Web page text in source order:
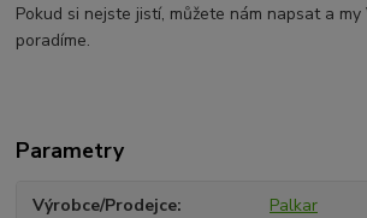
Pokud si nejste jistí, můžete nám napsat a my
poradíme.
Parametry
Výrobce/Prodejce Palkar